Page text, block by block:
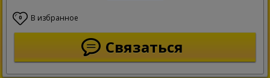
0 В избранное
Связаться